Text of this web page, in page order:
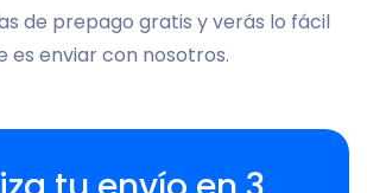
de prepago gratis y verás lo fácil
es enviar con nosotros.